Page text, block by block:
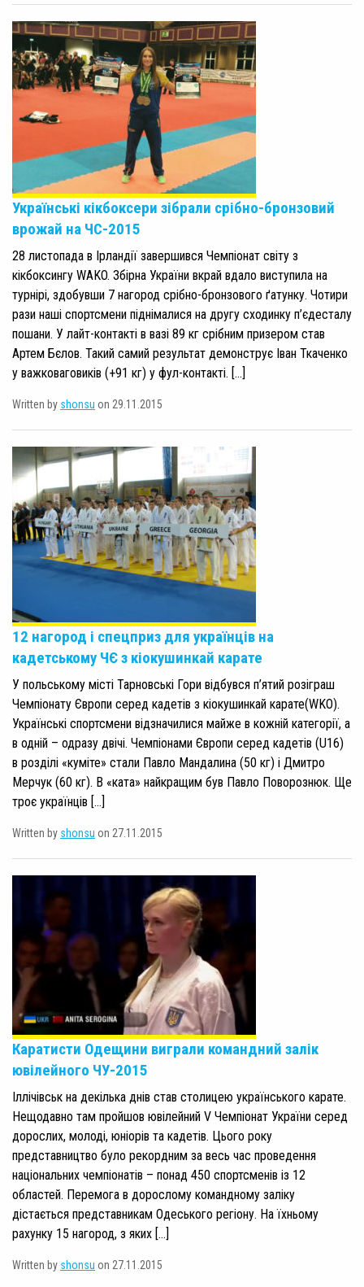
Українські кікбоксери зібрали срібно-бронзовий
врожай на ЧС-2015
28 листопада в Ірландії завершився Чемпіонат світу з
кікбоксингу WAKO. Збірна України вкрай вдало виступила на
турнірі, здобувши 7 нагород срібно-бронзового ґатунку. Чотири
рази наші спортсмени піднімалися на другу сходинку п’єдесталу
пошани. У лайт-контакті в вазі 89 кг срібним призером став
Артем Бєлов. Такий самий результат демонструє Іван Ткаченко
у важковаговиків (+91 кг) у фул-контакті. […]
Written by shonsu on 29.11.2015
12 нагород і спецприз для українців на
кадетському ЧЄ з кіокушинкай карате
У польському місті Тарновські Гори відбувся п’ятий розіграш
Чемпіонату Європи серед кадетів з кіокушинкай карате(WKO).
Українські спортсмени відзначилися майже в кожній категорії, а
в одній – одразу двічі. Чемпіонами Європи серед кадетів (U16)
в розділі «куміте» стали Павло Мандалина (50 кг) і Дмитро
Мерчук (60 кг). В «ката» найкращим був Павло Поворознюк. Ще
троє українців […]
Written by shonsu on 27.11.2015
Каратисти Одещини виграли командний залік
ювілейного ЧУ-2015
Іллічівськ на декілька днів став столицею українського карате.
Нещодавно там пройшов ювілейний V Чемпіонат України серед
дорослих, молоді, юніорів та кадетів. Цього року
представництво було рекордним за весь час проведення
національних чемпіонатів – понад 450 спортсменів із 12
областей. Перемога в дорослому командному заліку
дістається представникам Одеського регіону. На їхньому
рахунку 15 нагород, з яких […]
Written by shonsu on 27.11.2015